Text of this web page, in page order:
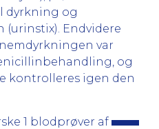
dyrkning og
(urinstix). Endvidere
var
og
kontrolleres igen den
1 blodprøver af